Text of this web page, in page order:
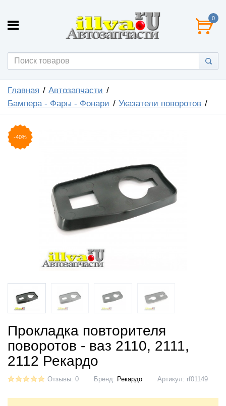
0
Главная
Автозапчасти
Бампера - Фары - Фонари
Указатели поворотов
-40%
Прокладка повторителя
поворотов - ваз 2110, 2111,
2112 Рекардо
Отзывы: 0 Бренд: Рекардо Артикул: rf01149